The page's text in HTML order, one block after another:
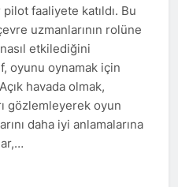
faaliyete katıldı. Bu
uzmanlarının rolüne
etkilediğini
oyunu oynamak için
havada olmak,
gözlemleyerek oyun
daha iyi anlamalarına